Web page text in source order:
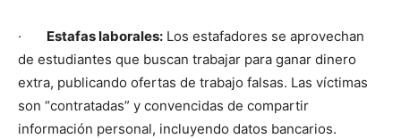
· Estafas laborales: Los estafadores se aprovechan
de estudiantes que buscan trabajar para ganar dinero
extra, publicando ofertas de trabajo falsas. Las víctimas
son “contratadas” y convencidas de compartir
información personal, incluyendo datos bancarios.